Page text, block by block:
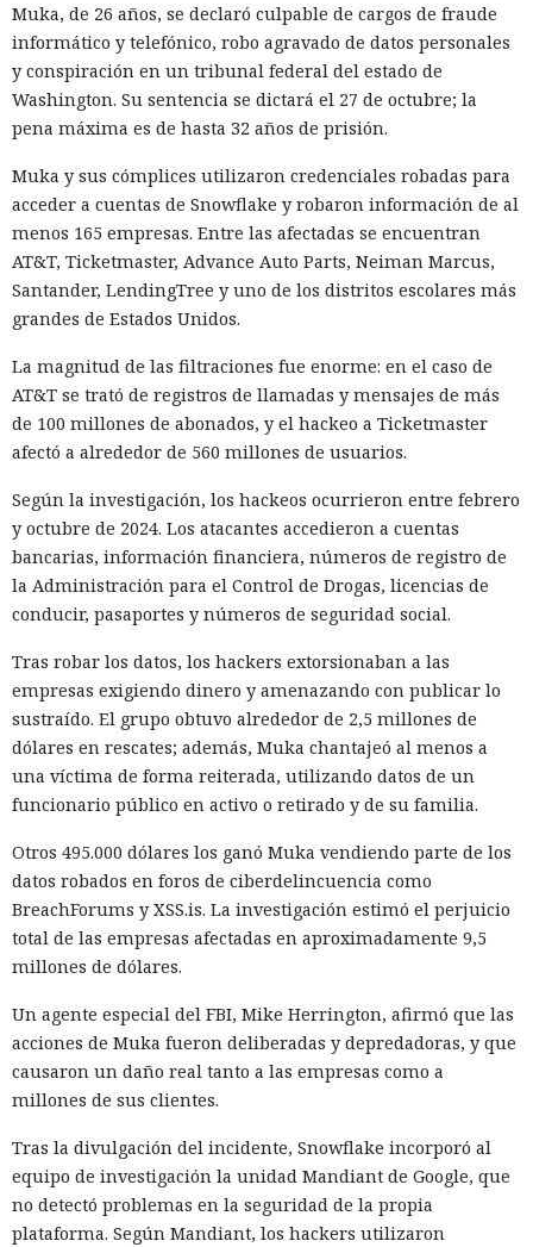
Muka, de 26 años, se declaró culpable de cargos de fraude
informático y telefónico, robo agravado de datos personales
y conspiración en un tribunal federal del estado de
Washington. Su sentencia se dictará el 27 de octubre; la
pena máxima es de hasta 32 años de prisión.
Muka y sus cómplices utilizaron credenciales robadas para
acceder a cuentas de Snowflake y robaron información de al
menos 165 empresas. Entre las afectadas se encuentran
AT&T, Ticketmaster, Advance Auto Parts, Neiman Marcus,
Santander, LendingTree y uno de los distritos escolares más
grandes de Estados Unidos.
La magnitud de las filtraciones fue enorme: en el caso de
AT&T se trató de registros de llamadas y mensajes de más
de 100 millones de abonados, y el hackeo a Ticketmaster
afectó a alrededor de 560 millones de usuarios.
Según la investigación, los hackeos ocurrieron entre febrero
y octubre de 2024. Los atacantes accedieron a cuentas
bancarias, información financiera, números de registro de
la Administración para el Control de Drogas, licencias de
conducir, pasaportes y números de seguridad social.
Tras robar los datos, los hackers extorsionaban a las
empresas exigiendo dinero y amenazando con publicar lo
sustraído. El grupo obtuvo alrededor de 2,5 millones de
dólares en rescates; además, Muka chantajeó al menos a
una víctima de forma reiterada, utilizando datos de un
funcionario público en activo o retirado y de su familia.
Otros 495.000 dólares los ganó Muka vendiendo parte de los
datos robados en foros de ciberdelincuencia como
BreachForums y XSS.is. La investigación estimó el perjuicio
total de las empresas afectadas en aproximadamente 9,5
millones de dólares.
Un agente especial del FBI, Mike Herrington, afirmó que las
acciones de Muka fueron deliberadas y depredadoras, y que
causaron un daño real tanto a las empresas como a
millones de sus clientes.
Tras la divulgación del incidente, Snowflake incorporó al
equipo de investigación la unidad Mandiant de Google, que
no detectó problemas en la seguridad de la propia
plataforma. Según Mandiant, los hackers utilizaron